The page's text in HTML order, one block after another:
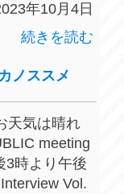
年10月4日
続きを読む
ノススメ
天気は晴れ
meeting
時より午後
Vol.